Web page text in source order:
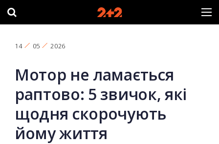
14 05 2026
Мотор не ламається
раптово: 5 звичок, які
щодня скорочують
йому життя